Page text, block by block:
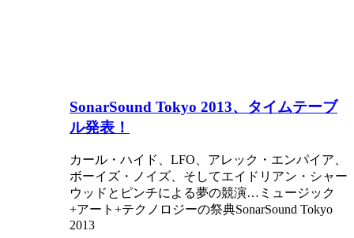
SonarSound Tokyo 2013、タイムテーブ
ル発表！
カール・ハイド、LFO、アレック・エンパイア、
ボーイズ・ノイズ、そしてエイドリアン・シャー
ウッドとピンチによる夢の競演…ミュージック
+アート+テクノロジーの祭典SonarSound Tokyo
2013